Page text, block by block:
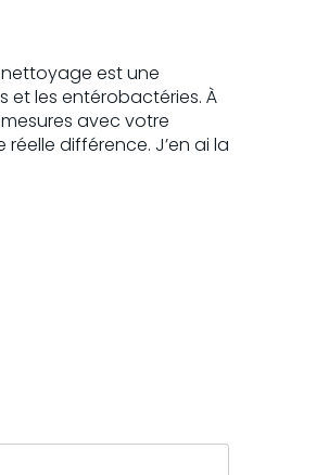
est une
et les entérobactéries. À
avec votre
différence. J’en ai la